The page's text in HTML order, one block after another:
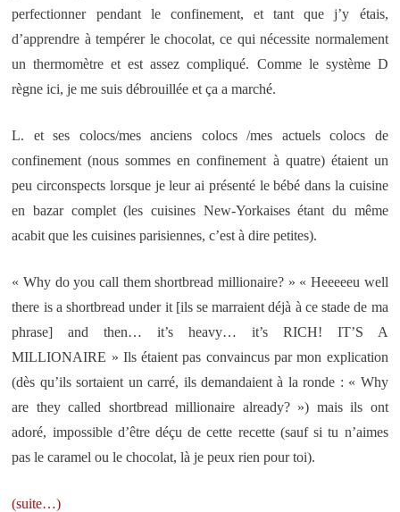
perfectionner pendant le confinement, et tant que j’y étais,
d’apprendre à tempérer le chocolat, ce qui nécessite normalement
un thermomètre et est assez compliqué. Comme le système D
règne ici, je me suis débrouillée et ça a marché.
L. et ses colocs/mes anciens colocs /mes actuels colocs de
confinement (nous sommes en confinement à quatre) étaient un
peu circonspects lorsque je leur ai présenté le bébé dans la cuisine
en bazar complet (les cuisines New-Yorkaises étant du même
acabit que les cuisines parisiennes, c’est à dire petites).
« Why do you call them shortbread millionaire? » « Heeeeeu well
there is a shortbread under it [ils se marraient déjà à ce stade de ma
phrase] and then… it’s heavy… it’s RICH! IT’S A
MILLIONAIRE » Ils étaient pas convaincus par mon explication
(dès qu’ils sortaient un carré, ils demandaient à la ronde : « Why
are they called shortbread millionaire already? ») mais ils ont
adoré, impossible d’être déçu de cette recette (sauf si tu n’aimes
pas le caramel ou le chocolat, là je peux rien pour toi).
(suite…)